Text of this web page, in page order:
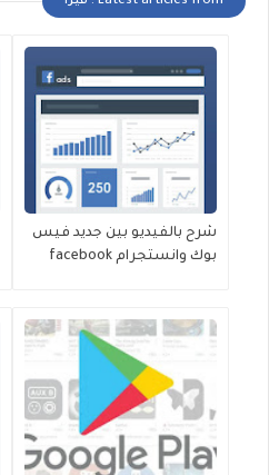
شرح بالفيديو بين جديد فيس
بوك وانستجرام facebook